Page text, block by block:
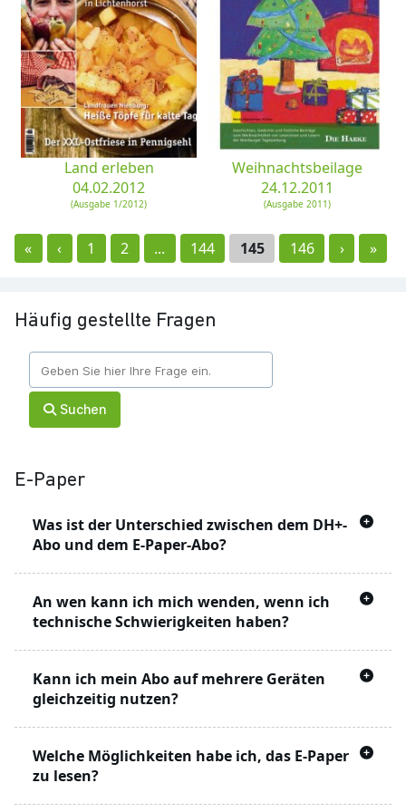
Land erleben
04.02.2012
(Ausgabe 1/2012)
Weihnachtsbeilage
24.12.2011
(Ausgabe 2011)
« ‹ 1 2 ... 144 145 146 › »
Häufig gestellte Fragen
Suchen
E-Paper
Was ist der Unterschied zwischen dem DH+-
Abo und dem E-Paper-Abo?
Mit dem DH+ Angebot können Sie Artikel auf
der Webseite lesen, die mit einem
Hierbei handelt es sich um Artikel, die ohne ein
Abonnement nicht gelesen werden können.
DasE-Paper-Abonnementbeinhaltet – zusätzlich
zum Zugang zu
-Artikeln – auch die
Tageszeitung in digitaler Form (online lesen oder
als PDF herunterladen).
An wen kann ich mich wenden, wenn ich
technische Schwierigkeiten haben?
Unser technischer Support steht Ihnen
werktags von 8 bis 16 Uhr zur Verfügung. Sie
erreichen ihn per E-Mail unter
Kann ich mein Abo auf mehrere Geräten
gleichzeitig nutzen?
gleichzeitig erfolgen.
Welche Möglichkeiten habe ich, das E-Paper
zu lesen?